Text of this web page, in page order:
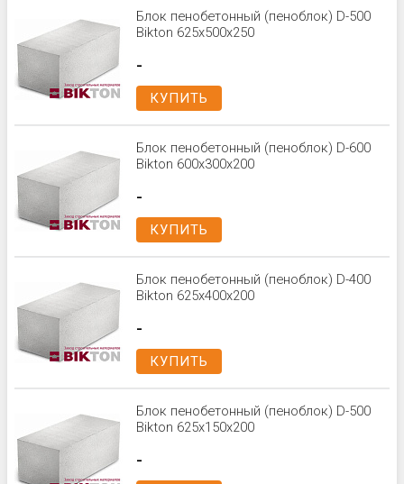
Блок пенобетонный (пеноблок) D-500
Bikton 625x500x250
-
КУПИТЬ
Блок пенобетонный (пеноблок) D-600
Bikton 600x300x200
-
КУПИТЬ
Блок пенобетонный (пеноблок) D-400
Bikton 625х400х200
-
КУПИТЬ
Блок пенобетонный (пеноблок) D-500
Bikton 625x150x200
-